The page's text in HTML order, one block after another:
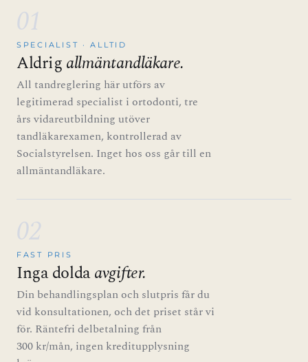
01
SPECIALIST · ALLTID
Aldrigallmäntandläkare.
All tandreglering här utförs av
legitimerad specialist i ortodonti, tre
års vidareutbildning utöver
tandläkarexamen, kontrollerad av
Socialstyrelsen. Inget hos oss går till en
allmäntandläkare.
02
FAST PRIS
Inga doldaavgifter.
Din behandlingsplan och slutpris får du
vid konsultationen, och det priset står vi
för. Räntefri delbetalning från
300 kr/mån, ingen kreditupplysning